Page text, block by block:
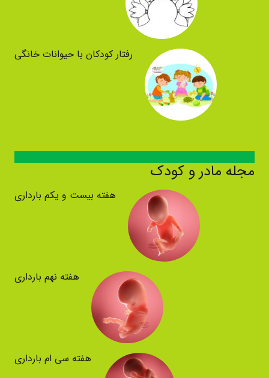
رفتار کودکان با حیوانات خانگی
مجله مادر و کودک
هفته بیست و یکم بارداری
هفته نهم بارداری
هفته سی ام بارداری